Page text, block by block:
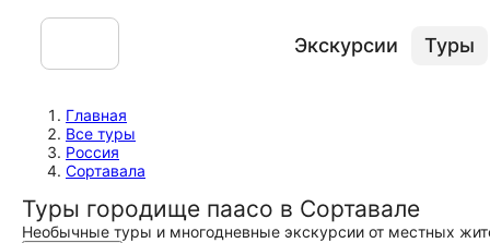
Экскурсии Туры
Главная
Все туры
Россия
Сортавала
Туры городище паасо в Сортавале
Необычные туры и многодневные экскурсии от местных